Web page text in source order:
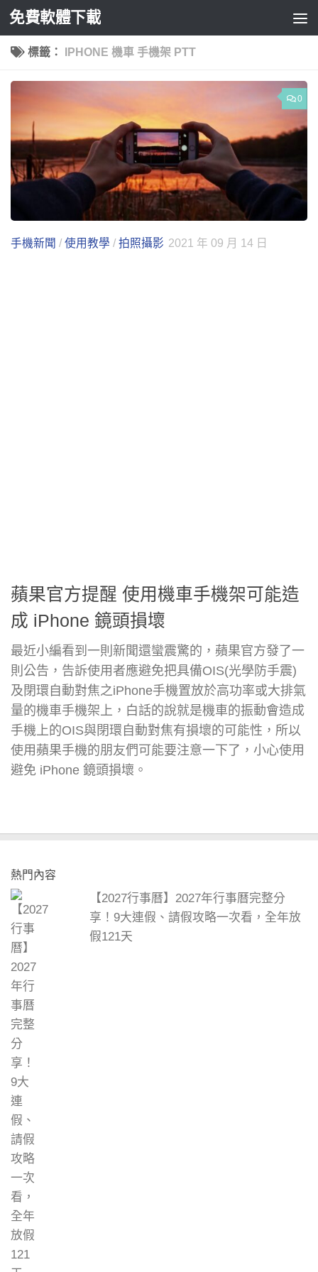
Skip to content
免費軟體下載
標籤： IPHONE 機車 手機架 PTT
0
手機新聞 / 使用教學 / 拍照攝影 2021 年 09 月 14 日
蘋果官方提醒 使用機車手機架可能造
成 iPhone 鏡頭損壞
最近小編看到一則新聞還蠻震驚的，蘋果官方發了一
則公告，告訴使用者應避免把具備OIS(光學防手震)
及閉環自動對焦之iPhone手機置放於高功率或大排氣
量的機車手機架上，白話的說就是機車的振動會造成
手機上的OIS與閉環自動對焦有損壞的可能性，所以
使用蘋果手機的朋友們可能要注意一下了，小心使用
避免 iPhone 鏡頭損壞。
熱門內容
【2027行事曆】2027年行事曆完整分
享！9大連假、請假攻略一次看，全年放
假121天